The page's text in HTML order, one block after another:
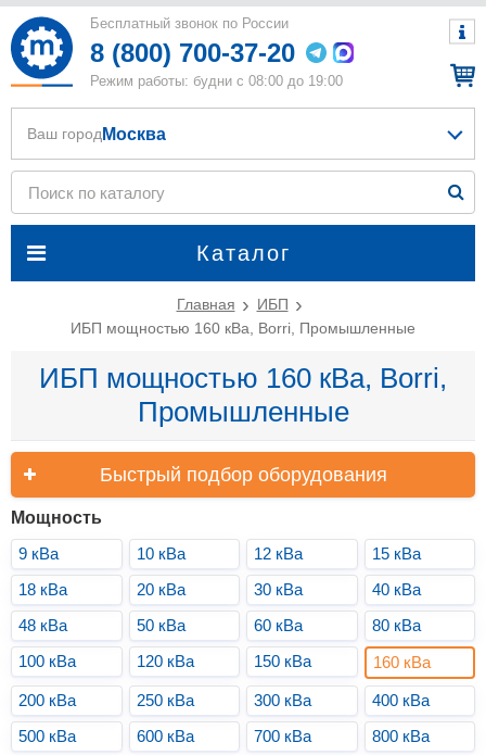
Бесплатный звонок по России
8 (800) 700-37-20
Режим работы: будни с 08:00 до 19:00
Каталог
Ваш город Москва
Главная
ИБП
ИБП мощностью 160 кВа, Borri, Промышленные
ИБП мощностью 160 кВа, Borri,
Промышленные
Быстрый подбор оборудования
Мощность
9 кВа
10 кВа 12 кВа
15 кВа
18 кВа
20 кВа 30 кВа
40 кВа
48 кВа
50 кВа 60 кВа
80 кВа
100 кВа
120 кВа 150 кВа 160 кВа
200 кВа 250 кВа 300 кВа
400 кВа
500 кВа
600 кВа 700 кВа 800 кВа